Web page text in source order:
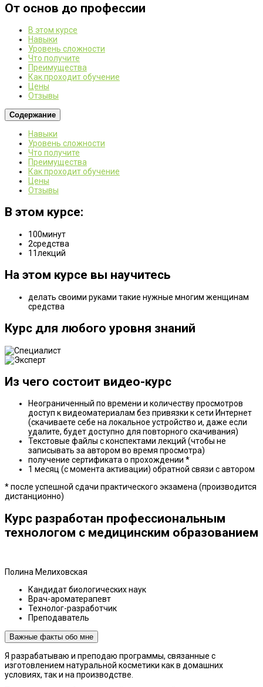
От основ до профессии
В этом курсе
Навыки
Уровень сложности
Что получите
Преимущества
Как проходит обучение
Цены
Отзывы
Содержание
Навыки
Уровень сложности
Что получите
Преимущества
Как проходит обучение
Цены
Отзывы
В этом курсе:
100минут
2средства
11лекций
На этом курсе вы научитесь
делать своими руками такие нужные многим женщинам
средства
Курс для любого уровня знаний
Из чего состоит видео-курс
Неограниченный по времени и количеству просмотров
доступ к видеоматериалам без привязки к сети Интернет
(скачиваете себе на локальное устройство и, даже если
удалите, будет доступно для повторного скачивания)
Текстовые файлы с конспектами лекций (чтобы не
записывать за автором во время просмотра)
получение сертификата о прохождении *
1 месяц (с момента активации) обратной связи с автором
* после успешной сдачи практического экзамена (производится
дистанционно)
Курс разработан профессиональным
технологом с медицинским образованием
Полина Мелиховская
Кандидат биологических наук
Врач-ароматерапевт
Технолог-разработчик
Преподаватель
Важные факты обо мне
Я разрабатываю и преподаю программы, связанные с
изготовлением натуральной косметики как в домашних
условиях, так и на производстве.